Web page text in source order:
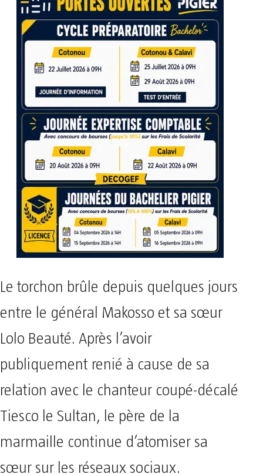
Le torchon brûle depuis quelques jours
entre le général Makosso et sa sœur
Lolo Beauté. Après l’avoir
publiquement renié à cause de sa
relation avec le chanteur coupé-décalé
Tiesco le Sultan, le père de la
marmaille continue d’atomiser sa
sœur sur les réseaux sociaux.